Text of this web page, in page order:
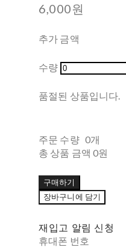
6,000원
추가 금액
수량
품절된 상품입니다.
주문 수량 0개
총 상품 금액 0원
구매하기
장바구니에 담기
재입고 알림 신청
휴대폰 번호